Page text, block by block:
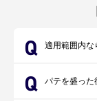
適用範囲内な
パテを盛った